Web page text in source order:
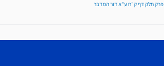
פרק חלק דף ק"ח ע"א דור המדבר